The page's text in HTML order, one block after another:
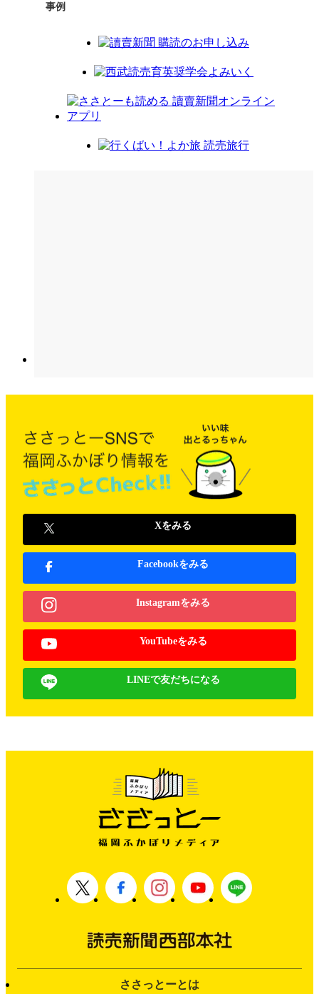
事例
Xをみる
Facebookをみる
Instagramをみる
YouTubeをみる
LINEで友だちになる
ささっとーとは